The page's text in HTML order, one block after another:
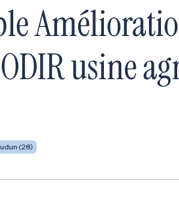
usine
(28)